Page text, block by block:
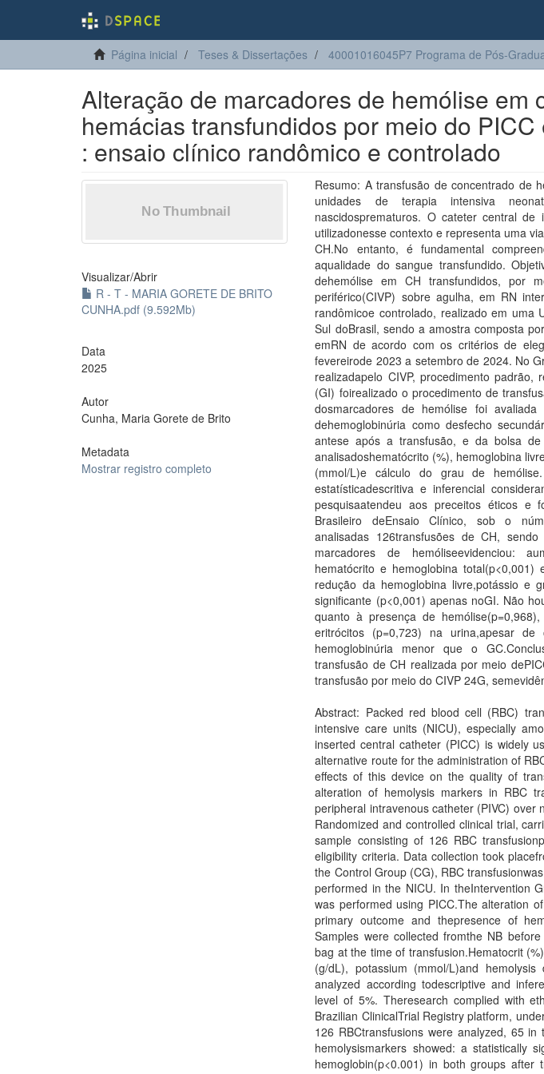
Página inicial Teses & Dissertações 40001016045P7 Programa de Pós-
Alteração de marcadores de hemólise em
hemácias transfundidos por meio do
: ensaio clínico randômico e controlado
Visualizar/Abrir
R - T - MARIA GORETE DE BRITO
CUNHA.pdf (9.592Mb)
Data
2025
Autor
Cunha, Maria Gorete de Brito
Metadata
Mostrar registro completo
Resumo: A transfusão de concentrado de
unidades de terapia intensiva
nascidosprematuros. O cateter central
utilizadonesse contexto e representa uma
CH.No entanto, é fundamental
aqualidade do sangue transfundido.
dehemólise em CH transfundidos, por
periférico(CIVP) sobre agulha, em RN
randômicoe controlado, realizado em uma
Sul doBrasil, sendo a amostra composta
emRN de acordo com os critérios de
fevereirode 2023 a setembro de 2024. No
realizadapelo CIVP, procedimento
(GI) foirealizado o procedimento de
dosmarcadores de hemólise foi
dehemoglobinúria como desfecho
antese após a transfusão, e da bolsa
analisadoshematócrito (%), hemoglobina
(mmol/L)e cálculo do grau de
estatísticadescritiva e inferencial
pesquisaatendeu aos preceitos éticos e
Brasileiro deEnsaio Clínico, sob o
analisadas 126transfusões de CH,
marcadores de hemóliseevidenciou:
hematócrito e hemoglobina
redução da hemoglobina livre,potássio e
significante (p<0,001) apenas noGI. Não
quanto à presença de
eritrócitos (p=0,723) na urina,apesar
hemoglobinúria menor que o
transfusão de CH realizada por meio
transfusão por meio do CIVP 24G,
Abstract: Packed red blood cell (RBC)
intensive care units (NICU), especially
inserted central catheter (PICC) is widely
alternative route for the administration of
effects of this device on the quality of
alteration of hemolysis markers in RBC
peripheral intravenous catheter (PIVC) over
Randomized and controlled clinical trial,
sample consisting of 126 RBC
eligibility criteria. Data collection took
the Control Group (CG), RBC
performed in the NICU. In theIntervention
was performed using PICC.The alteration
primary outcome and thepresence of
Samples were collected fromthe NB
bag at the time of transfusion.Hematocrit
(g/dL), potassium (mmol/L)and
analyzed according todescriptive and
level of 5%. Theresearch complied with
Brazilian ClinicalTrial Registry platform,
126 RBCtransfusions were analyzed, 65
hemolysismarkers showed: a statistically
hemoglobin(p<0.001) in both groups after